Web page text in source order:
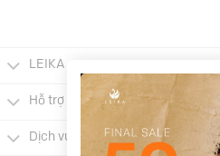
LEIKA
Hỗ trợ khách hàng
Dịch vụ khách hàng